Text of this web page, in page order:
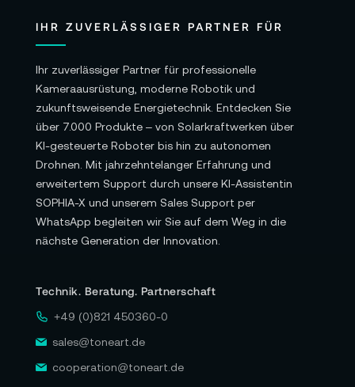
IHR ZUVERLÄSSIGER PARTNER FÜR
Ihr zuverlässiger Partner für professionelle
Kameraausrüstung, moderne Robotik und
zukunftsweisende Energietechnik. Entdecken Sie
über 7.000 Produkte – von Solarkraftwerken über
KI-gesteuerte Roboter bis hin zu autonomen
Drohnen. Mit jahrzehntelanger Erfahrung und
erweitertem Support durch unsere KI-Assistentin
SOPHIA-X und unserem Sales Support per
WhatsApp begleiten wir Sie auf dem Weg in die
nächste Generation der Innovation.
Technik. Beratung. Partnerschaft
+49 (0)821 450360-0
sales@toneart.de
cooperation@toneart.de